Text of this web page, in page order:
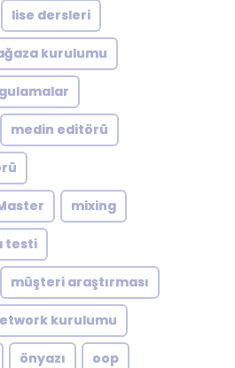
lise dersleri
kurulumu
medin editörü
mixing
testi
müşteri araştırması
kurulumu
önyazı oop